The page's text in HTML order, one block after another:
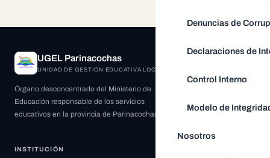
Denuncias de
Declaraciones de
Control Interno
Modelo de
Nosotros
UGEL Parinacochas
UNIDAD DE GESTIÓN EDUCATIVA LOCAL
Órgano desconcentrado del Ministerio de
Educación responsable de los servicios
educativos en la provincia de Parinacochas.
INSTITUCIÓN